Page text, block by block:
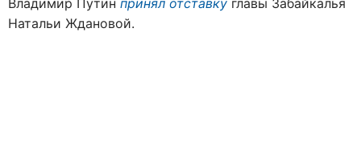
Владимир Путин принял отставку главы Забайкалья
Натальи Ждановой.